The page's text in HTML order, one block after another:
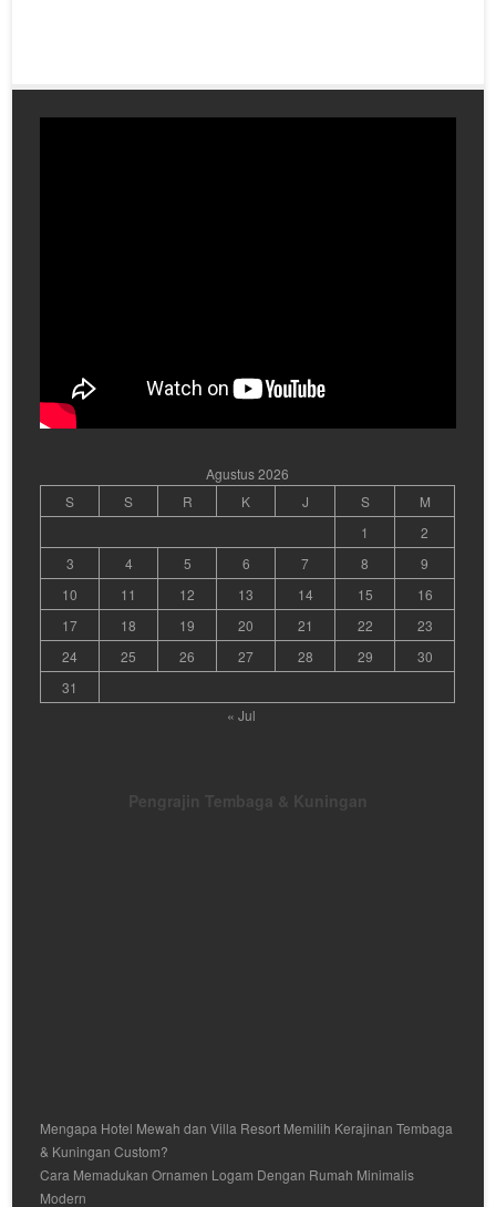
Agustus 2026
S
S R K J S
M
1
2
3
4 5 6 7 8
9
10
11 12 13 14 15
16
17
18 19 20 21 22
23
24
25 26 27 28 29
30
31
« Jul
Pengrajin Tembaga & Kuningan
Mengapa Hotel Mewah dan Villa Resort Memilih Kerajinan Tembaga
& Kuningan Custom?
Cara Memadukan Ornamen Logam Dengan Rumah Minimalis
Modern